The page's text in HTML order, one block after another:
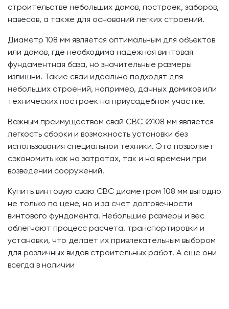
строительстве небольших домов, построек, заборов,
навесов, а также для оснований легких строений.
Диаметр 108 мм является оптимальным для объектов
или домов, где необходима надежная винтовая
фундаментная база, но значительные размеры
излишни. Такие сваи идеально подходят для
небольших строений, например, дачных домиков или
технических построек на приусадебном участке.
Важным преимуществом свай СВС Ø108 мм является
легкость сборки и возможность установки без
использования специальной техники. Это позволяет
сэкономить как на затратах, так и на времени при
возведении сооружений.
Купить винтовую сваю СВС диаметром 108 мм выгодно
не только по цене, но и за счет долговечности
винтового фундамента. Небольшие размеры и вес
облегчают процесс расчета, транспортировки и
установки, что делает их привлекательным выбором
для различных видов строительных работ. А еще они
всегда в наличии